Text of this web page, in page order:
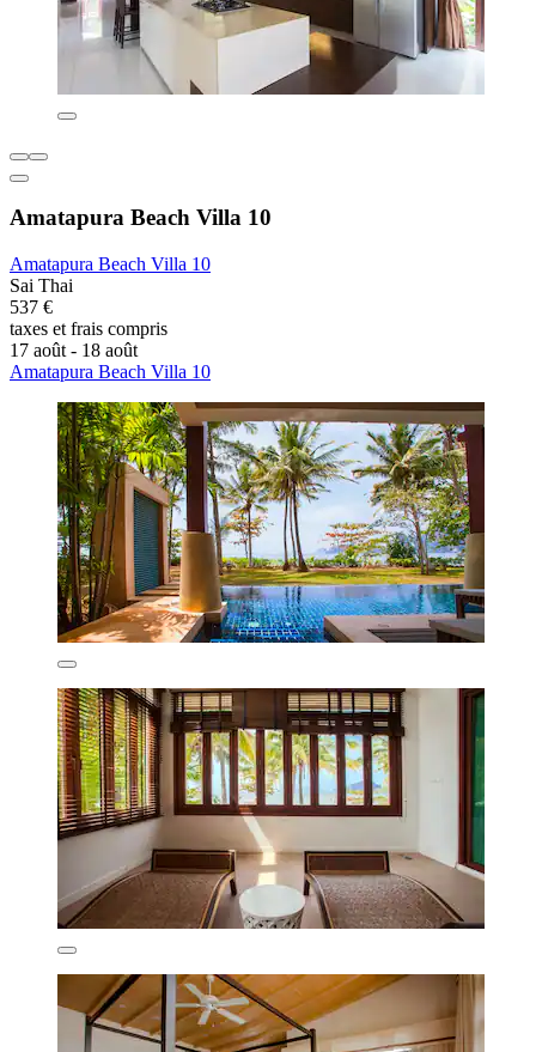
Amatapura Beach Villa 10
Amatapura Beach Villa 10
Sai Thai
537 €
taxes et frais compris
17 août - 18 août
Amatapura Beach Villa 10